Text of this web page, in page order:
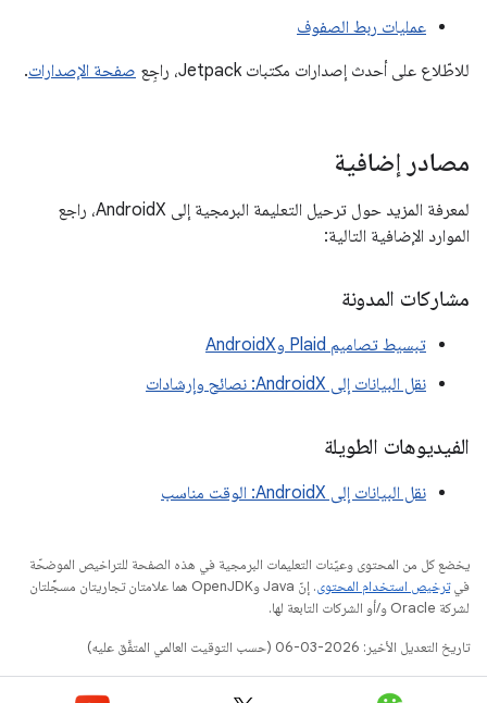
عمليات ربط الصفوف
للاطّلاع على أحدث إصدارات مكتبات Jetpack، راجِع
صفحة الإصدارات.
مصادر إضافية
لمعرفة المزيد حول ترحيل التعليمة البرمجية إلى AndroidX، راجع
الموارد الإضافية التالية:
مشاركات المدونة
تبسيط تصاميم Plaid وAndroidX
نقل البيانات إلى AndroidX: نصائح وإرشادات
الفيديوهات الطويلة
نقل البيانات إلى AndroidX: الوقت مناسب
يخضع كل من المحتوى وعيّنات التعليمات البرمجية في هذه الصفحة للتراخيص الموضحّة
فيترخيص استخدام المحتوى
. إنّ Java وOpenJDK هما علامتان تجاريتان مسجَّلتان
لشركة Oracle و/أو الشركات التابعة لها.
تاريخ التعديل الأخير: 2026-03-06 (حسب التوقيت العالمي المتفَّق عليه)